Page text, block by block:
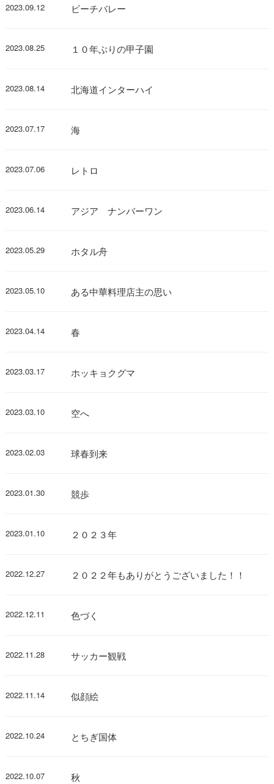
2023.09.12 ビーチバレー
2023.08.25 １０年ぶりの甲子園
2023.08.14 北海道インターハイ
2023.07.17 海
2023.07.06 レトロ
2023.06.14 アジア ナンバーワン
2023.05.29 ホタル舟
2023.05.10 ある中華料理店主の思い
2023.04.14 春
2023.03.17 ホッキョクグマ
2023.03.10 空へ
2023.02.03 球春到来
2023.01.30 競歩
2023.01.10 ２０２３年
2022.12.27 ２０２２年もありがとうございました！！
2022.12.11 色づく
2022.11.28 サッカー観戦
2022.11.14 似顔絵
2022.10.24 とちぎ国体
2022.10.07 秋